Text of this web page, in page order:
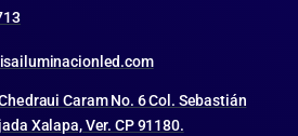
Caram No. 6 Col. Sebastián
Xalapa, Ver. CP 91180.